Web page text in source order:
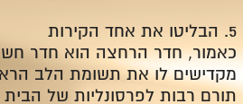
5. הבליטו את אחד הקירות
כאמור, חדר הרחצה הוא חדר
מקדישים לו את תשומת הלב
תורם רבות לפרסונליות של